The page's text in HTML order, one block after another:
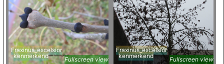
Fraxinus_excelsior
kenmerkend
Fullscreen view
Fraxinus_excelsior
kenmerkend
Fullscreen view